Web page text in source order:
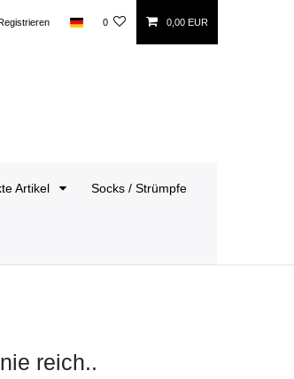
0 0,00 EUR
Artikel Socks / Strümpfe
reich..